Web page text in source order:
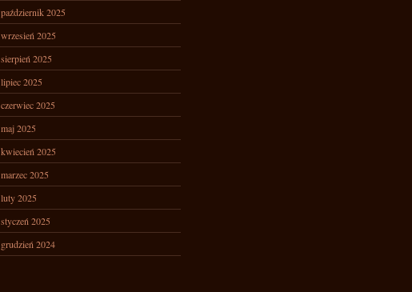
październik 2025
wrzesień 2025
sierpień 2025
lipiec 2025
czerwiec 2025
maj 2025
kwiecień 2025
marzec 2025
luty 2025
styczeń 2025
grudzień 2024